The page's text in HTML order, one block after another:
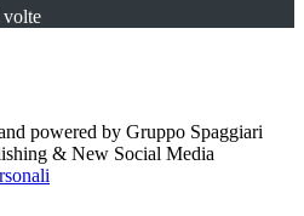
volte
powered by Gruppo Spaggiari
& New Social Media